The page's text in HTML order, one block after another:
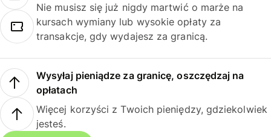
Nie musisz się już nigdy martwić o marże na
kursach wymiany lub wysokie opłaty za
transakcje, gdy wydajesz za granicą.
Wysyłaj pieniądze za granicę, oszczędzaj na
opłatach
Więcej korzyści z Twoich pieniędzy, gdziekolwiek
jesteś.